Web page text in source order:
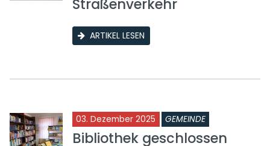
Straßenverkehr
ARTIKEL LESEN
03. Dezember 2025 GEMEINDE
Bibliothek geschlossen